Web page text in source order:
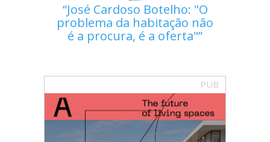
José Cardoso Botelho: "O
problema da habitação não
é a procura, é a oferta"
PUB